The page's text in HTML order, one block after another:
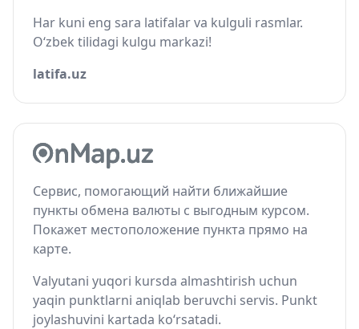
Har kuni eng sara latifalar va kulguli rasmlar.
O‘zbek tilidagi kulgu markazi!
latifa.uz
Сервис, помогающий найти ближайшие
пункты обмена валюты с выгодным курсом.
Покажет местоположение пункта прямо на
карте.
Valyutani yuqori kursda almashtirish uchun
yaqin punktlarni aniqlab beruvchi servis. Punkt
joylashuvini kartada ko‘rsatadi.